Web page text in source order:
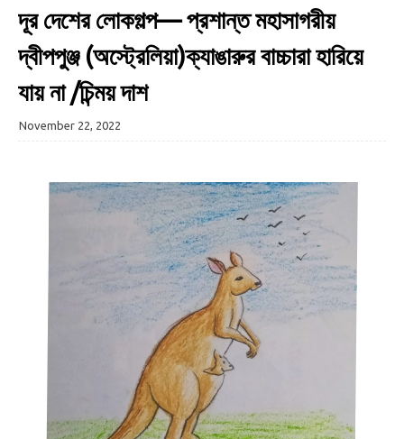
দূর দেশের লোকগল্প— প্রশান্ত মহাসাগরীয়
দ্বীপপুঞ্জ (অস্ট্রেলিয়া)ক্যাঙারুর বাচ্চারা হারিয়ে
যায় না /চিন্ময় দাশ
November 22, 2022